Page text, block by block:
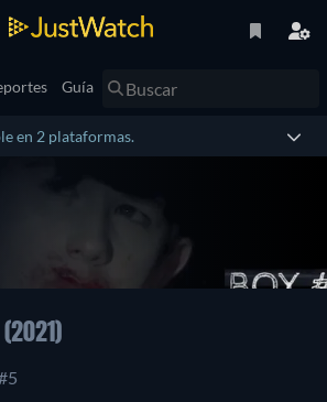
Guía
en 2 plataformas.
(2021)